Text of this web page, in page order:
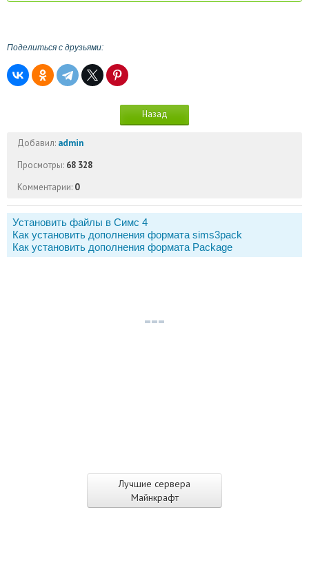
Лучшие сервера
Майнкрафт
Поделиться с друзьями:
Назад
Добавил: admin
Просмотры: 68 328
Комментарии: 0
Установить файлы в Симс 4
Как установить дополнения формата sims3pack
Как установить дополнения формата Package